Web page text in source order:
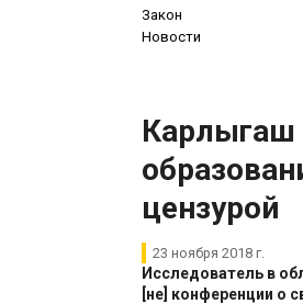
Закон
Новости
​Карлыгаш
цензурой
23 ноября 2018 г.
Исследователь в
[не] конференции о